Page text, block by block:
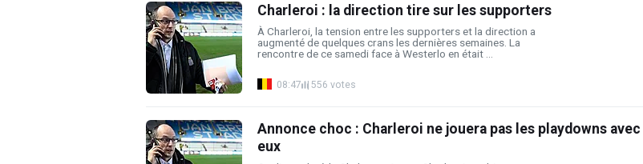
Charleroi : la direction tire sur les supporters
À Charleroi, la tension entre les supporters et la direction a
augmenté de quelques crans les dernières semaines. La
rencontre de ce samedi face à Westerlo en était ...
08:47 556 votes
Annonce choc : Charleroi ne jouera pas les playdowns avec
eux